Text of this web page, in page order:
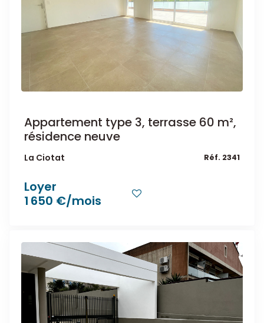
Appartement type 3, terrasse 60 m²,
résidence neuve
La Ciotat Réf. 2341
Loyer
1 650 €/mois